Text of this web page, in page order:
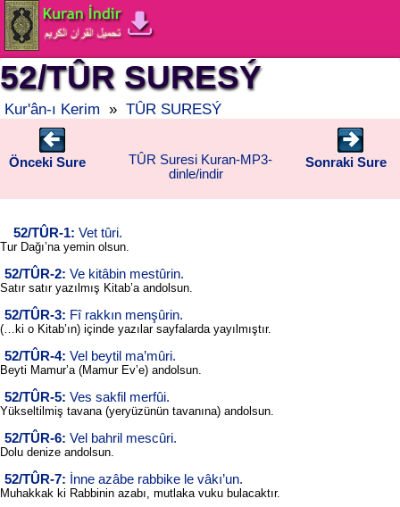
52/TÛR SURESÝ
Kur'ân-ı Kerim » TÛR SURESÝ
Önceki Sure Sonraki Sure
TÛR Suresi Kuran-MP3-
dinle/indir
52/TÛR-1: Vet tûri.
Tur Dağı’na yemin olsun.
52/TÛR-2: Ve kitâbin mestûrin.
Satır satır yazılmış Kitab’a andolsun.
52/TÛR-3: Fî rakkın menşûrin.
(…ki o Kitab’ın) içinde yazılar sayfalarda yayılmıştır.
52/TÛR-4: Vel beytil ma’mûri.
Beyti Mamur’a (Mamur Ev’e) andolsun.
52/TÛR-5: Ves sakfil merfûi.
Yükseltilmiş tavana (yeryüzünün tavanına) andolsun.
52/TÛR-6: Vel bahril mescûri.
Dolu denize andolsun.
52/TÛR-7: İnne azâbe rabbike le vâkı’un.
Muhakkak ki Rabbinin azabı, mutlaka vuku bulacaktır.